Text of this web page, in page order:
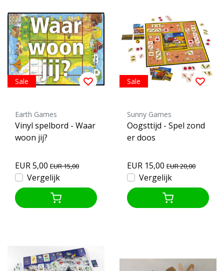
Sale
Earth Games
Vinyl spelbord - Waar
woon jij?
EUR 5,00 EUR 15,00
Vergelijk
Sale
Sunny Games
Oogsttijd - Spel zond
er doos
EUR 15,00 EUR 20,00
Vergelijk